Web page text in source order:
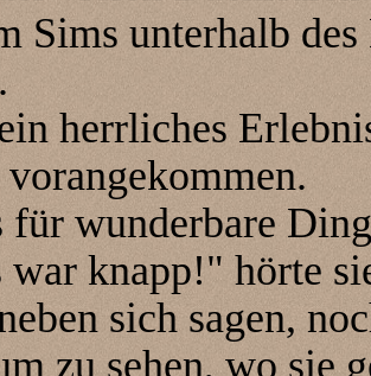
Sims unterhalb
herrliches
für wunderbare
war knapp!" hörte
sich sagen,
zu sehen, wo sie